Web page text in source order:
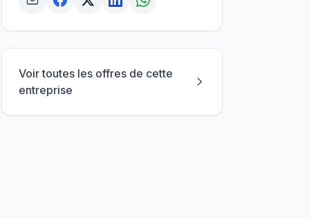
Voir toutes les offres de cette
entreprise